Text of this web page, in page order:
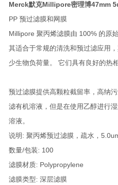
Merck默克Millipore密理博47mm
PP 预过滤膜和网膜
Millipore 聚丙烯滤膜由 100% 的原
其适合于常规的清洗和预过滤应用
少生物负荷量。 它们具有良好的热相
预过滤膜提供高颗粒截留率，高纳
滤有机溶液，但是在使用乙醇进行
溶液。
说明: 聚丙烯预过滤膜，疏水，
数量/包装: 100
滤膜材质: Polypropylene
滤膜类型: 深层滤膜